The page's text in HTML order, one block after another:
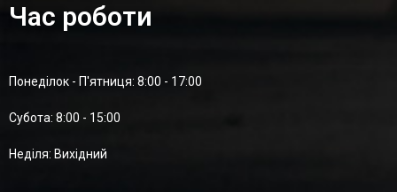
Час роботи
Понеділок - П'ятниця: 8:00 - 17:00
Суботa: 8:00 - 15:00
Неділя: Вихідний